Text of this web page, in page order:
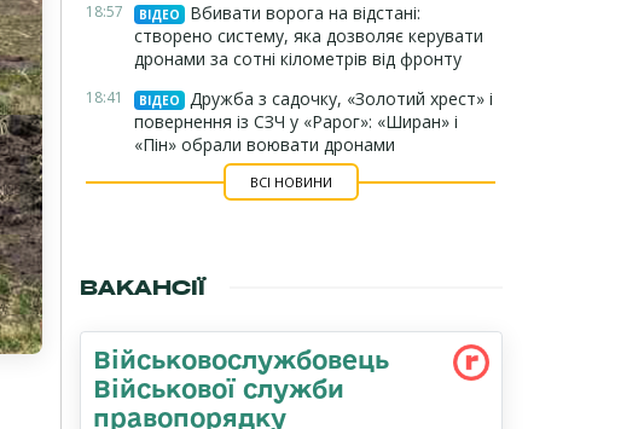
18:57 ВІДЕО
Вбивати ворога на відстані:
створено систему, яка дозволяє керувати
дронами за сотні кілометрів від фронту
18:41 ВІДЕО
Дружба з садочку, «Золотий хрест» і
повернення із СЗЧ у «Рарог»: «Ширан» і
«Пін» обрали воювати дронами
ВСІ НОВИНИ
ВАКАНСІЇ
Військовослужбовець
Військової служби
правопорядку